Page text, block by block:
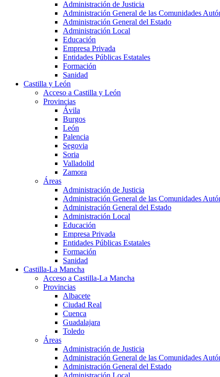
Administración de Justicia
Administración General de las Comunidades
Administración General del Estado
Administración Local
Educación
Empresa Privada
Entidades Públicas Estatales
Formación
Sanidad
Castilla y León
Acceso a Castilla y León
Provincias
Ávila
Burgos
León
Palencia
Segovia
Soria
Valladolid
Zamora
Áreas
Administración de Justicia
Administración General de las Comunidades
Administración General del Estado
Administración Local
Educación
Empresa Privada
Entidades Públicas Estatales
Formación
Sanidad
Castilla-La Mancha
Acceso a Castilla-La Mancha
Provincias
Albacete
Ciudad Real
Cuenca
Guadalajara
Toledo
Áreas
Administración de Justicia
Administración General de las Comunidades
Administración General del Estado